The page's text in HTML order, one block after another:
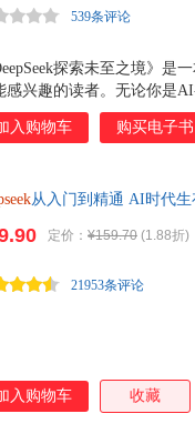
探索未至之境》
感兴趣的读者。无论你是
这本书都能为你提供从基
景和实践经验，深入浅出
为国产AI大模型的代表，
导地位，推动全球AI生态
与云平台部署，还深入探
539条评论
入购物车 购买电子书
从入门到精通 AI时代
定价： ¥159.70 (1.88折)
21953条评论
入购物车 收藏